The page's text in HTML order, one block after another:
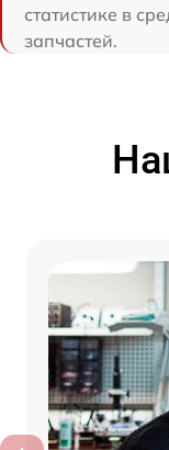
статистике в
запчастей.